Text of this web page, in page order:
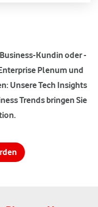
Kundin oder -
Plenum und
Unsere Tech Insights
Trends bringen Sie